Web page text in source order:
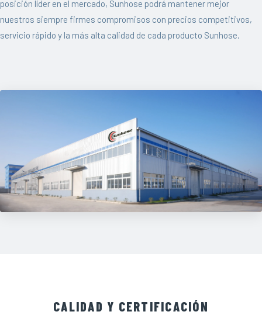
posición líder en el mercado, Sunhose podrá mantener mejor
nuestros siempre firmes compromisos con precios competitivos,
servicio rápido y la más alta calidad de cada producto Sunhose.
CALIDAD Y CERTIFICACIÓN